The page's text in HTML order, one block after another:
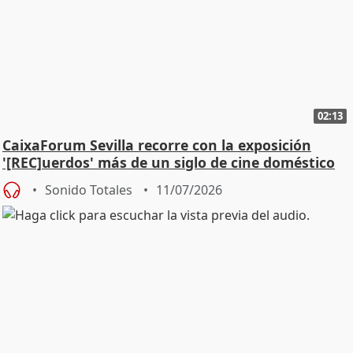
02:13
CaixaForum Sevilla recorre con la exposición
'[REC]uerdos' más de un siglo de cine doméstico
Sonido Totales 11/07/2026